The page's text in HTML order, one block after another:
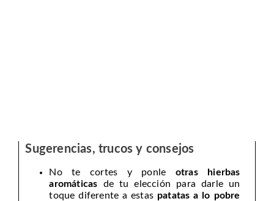
Sugerencias, trucos y consejos
No te cortes y ponle otras hierbas
aromáticas de tu elección para darle un
toque diferente a estas patatas a lo pobre